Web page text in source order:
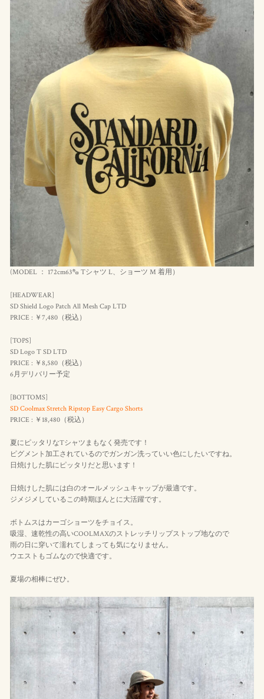
(MODEL ： 172cm63㌔ Tシャツ L、ショーツ M 着用）
[HEADWEAR]
SD Shield Logo Patch All Mesh Cap LTD
PRICE : ￥7,480（税込 ）
[TOPS]
SD Logo T SD LTD
PRICE : ￥8,580（税込 ）
6月デリバリー予定
[BOTTOMS]
SD Coolmax Stretch Ripstop Easy Cargo Shorts
PRICE : ￥18,480（税込 ）
夏にピッタリなTシャツまもなく発売です！
ピグメント加工されているのでガンガン洗っていい色にしたいですね。
日焼けした肌にピッタリだと思います！
日焼けした肌には白のオールメッシュキャップが最適です。
ジメジメしているこの時期ほんとに大活躍です。
ボトムスはカーゴショーツをチョイス。
吸湿、速乾性の高いCOOLMAXのストレッチリップストップ地なので
雨の日に穿いて濡れてしまっても気になりません。
ウエストもゴムなので快適です。
夏場の相棒にぜひ。